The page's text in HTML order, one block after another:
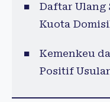
Daftar Ulang
Kuota
Kemenkeu
Positif